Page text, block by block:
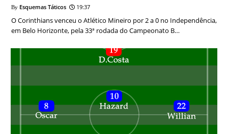
Esquemas Táticos 19:37
O Corinthians venceu o Atlético Mineiro por 2 a 0 no Independência,
em Belo Horizonte, pela 33ª rodada do Campeonato B…